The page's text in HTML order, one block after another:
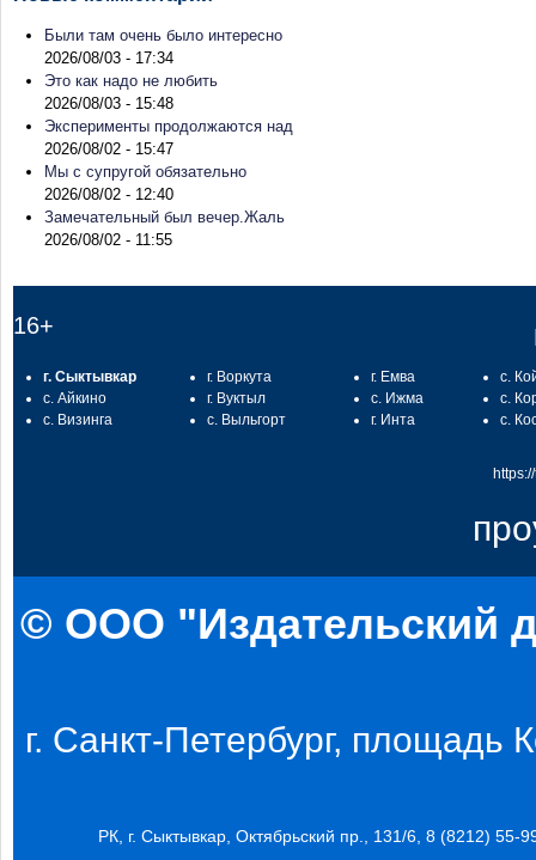
Были там очень было интересно
2026/08/03 - 17:34
Это как надо не любить
2026/08/03 - 15:48
Эксперименты продолжаются над
2026/08/02 - 15:47
Мы с супругой обязательно
2026/08/02 - 12:40
Замечательный был вечер.Жаль
2026/08/02 - 11:55
16+
г. Сыктывкар
с. Айкино
с. Визинга
г. Воркута
г. Вуктыл
с. Выльгорт
г. Емва
с. Ижма
г. Инта
с.
с.
с.
© ООО "Издательский
г. Санкт-Петербург, площадь
РК, г. Сыктывкар, Октябрьский пр., 131/6, 8 (8212) 55-